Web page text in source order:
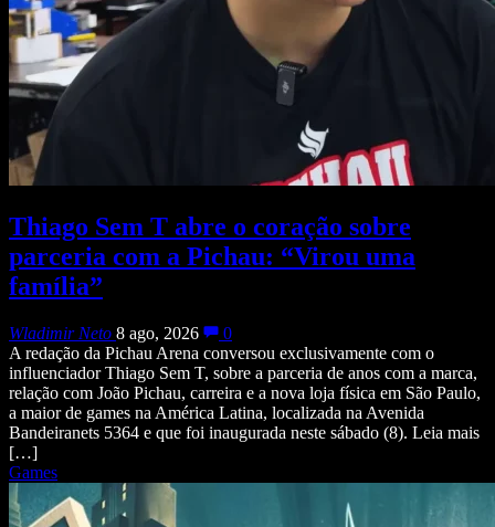
Thiago Sem T abre o coração sobre
parceria com a Pichau: “Virou uma
família”
Wladimir Neto 8 ago, 2026
0
A redação da Pichau Arena conversou exclusivamente com o
influenciador Thiago Sem T, sobre a parceria de anos com a marca,
relação com João Pichau, carreira e a nova loja física em São Paulo,
a maior de games na América Latina, localizada na Avenida
Bandeiranets 5364 e que foi inaugurada neste sábado (8). Leia mais
[…]
Games